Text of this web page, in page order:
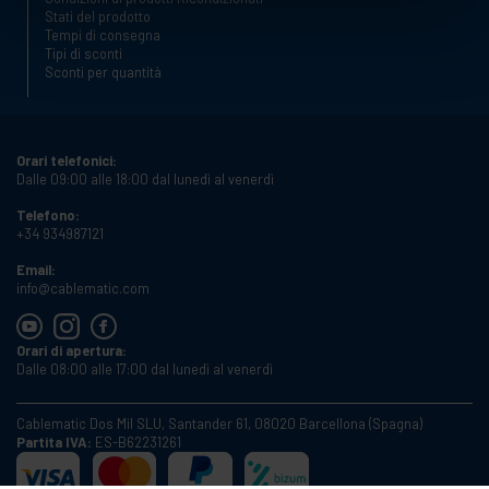
Stati del prodotto
Tempi di consegna
Tipi di sconti
Sconti per quantità
Orari telefonici:
Dalle 09:00 alle 18:00 dal lunedì al venerdì
Telefono:
+34 934987121
Email:
info@cablematic.com
Orari di apertura:
Dalle 08:00 alle 17:00 dal lunedì al venerdì
Cablematic Dos Mil SLU, Santander 61, 08020 Barcellona (Spagna)
Partita IVA: ES-B62231261